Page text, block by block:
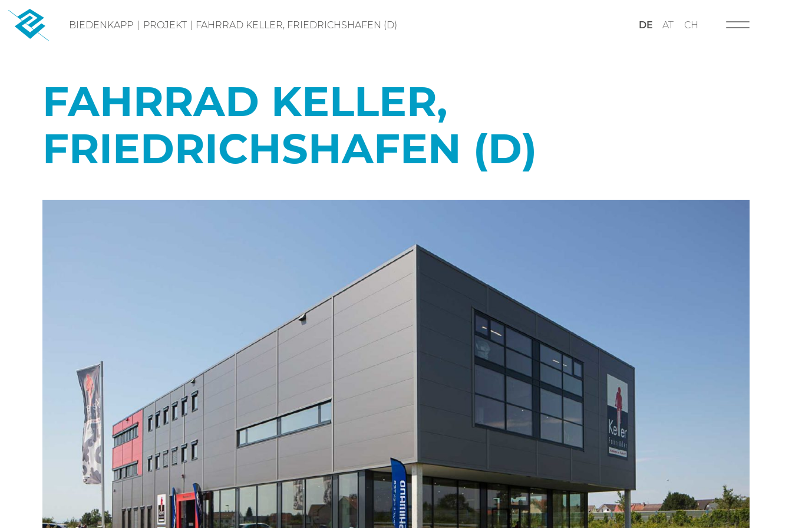
Skip
content
BIEDENKAPP PROJEKT FAHRRAD KELLER, FRIEDRICHSHAFEN (D) DE AT CH
FAHRRAD KELLER,
FRIEDRICHSHAFEN (D)